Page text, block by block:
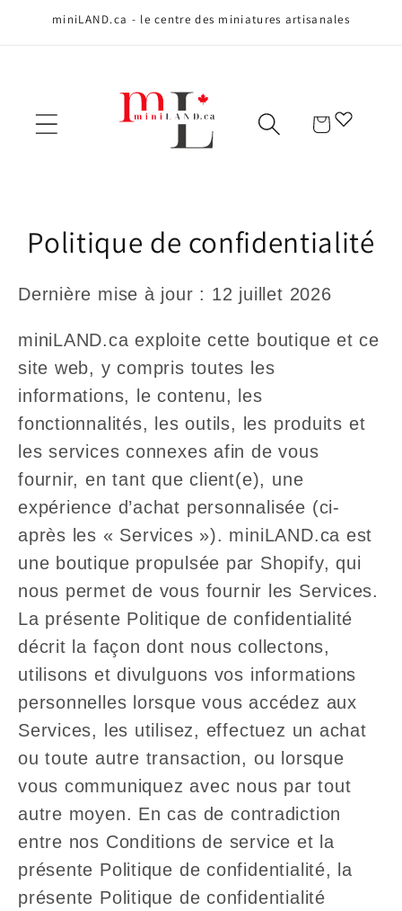
passer auminiLAND.ca - le centre des miniatures artisanales
Panier
Politique de confidentialité
Dernière mise à jour : 12 juillet 2026
miniLAND.ca exploite cette boutique et ce
site web, y compris toutes les
informations, le contenu, les
fonctionnalités, les outils, les produits et
les services connexes afin de vous
fournir, en tant que client(e), une
expérience d’achat personnalisée (ci-
après les « Services »). miniLAND.ca est
une boutique propulsée par Shopify, qui
nous permet de vous fournir les Services.
La présente Politique de confidentialité
décrit la façon dont nous collectons,
utilisons et divulguons vos informations
personnelles lorsque vous accédez aux
Services, les utilisez, effectuez un achat
ou toute autre transaction, ou lorsque
vous communiquez avec nous par tout
autre moyen. En cas de contradiction
entre nos Conditions de service et la
présente Politique de confidentialité, la
présente Politique de confidentialité